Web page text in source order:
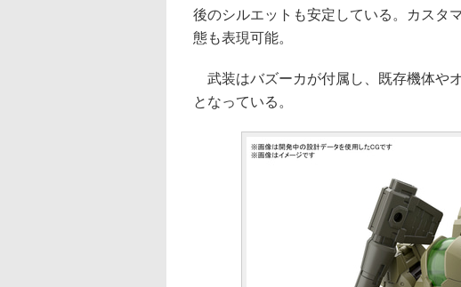
後のシルエットも安定している。カスタ
態も表現可能。
武装はバズーカが付属し、既存機体や
となっている。